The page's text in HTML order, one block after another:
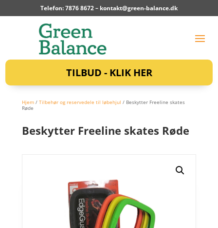
Telefon: 7876 8672 – kontakt@green-balance.dk
TILBUD - KLIK HER
Hjem/ Tilbehør og reservedele til løbehjul / Beskytter Freeline skates
Røde
Beskytter Freeline skates Røde